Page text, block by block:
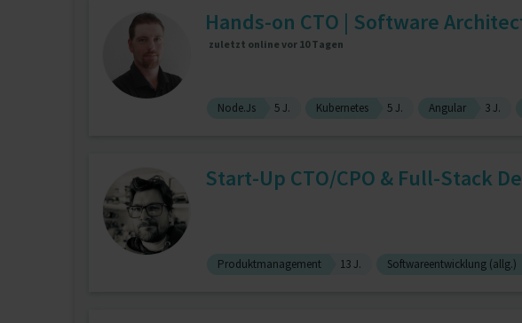
Hands-on CTO | Software
zuletzt online vor 10 Tagen
Node.Js 5 J. Kubernetes 5 J. Angular 3 J.
Start-Up CTO/CPO & Full-Stack
Produktmanagement 13 J. Softwareentwicklung (allg.)